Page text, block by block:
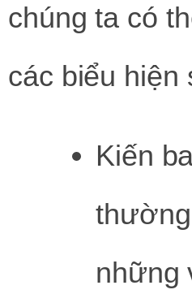
chúng ta có
các biểu hiện
Kiến
những